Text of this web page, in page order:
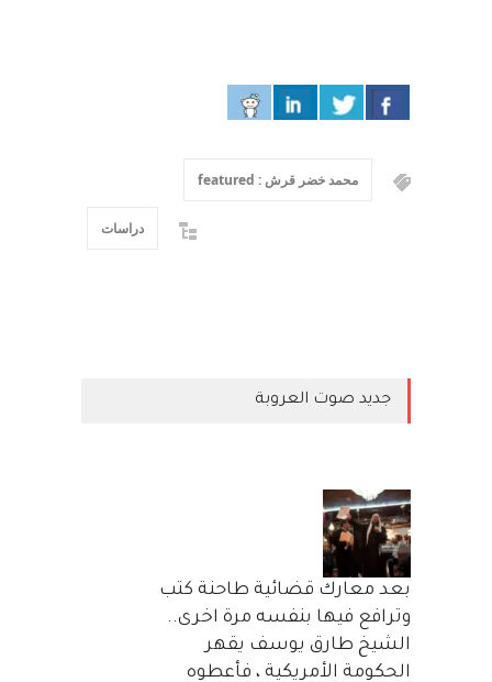
محمد خضر قرش : featured
دراسات
جديد صوت العروبة
بعد معارك قضائية طاحنة كتب
وترافع فيها بنفسه مرة اخرى..
الشيخ طارق يوسف يقهر
الحكومة الأمريكية ، فأعطوه